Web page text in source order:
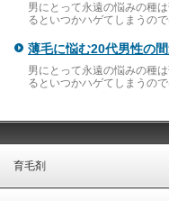
男にとって永遠の悩みの種
るといつかハゲてしまうの
薄毛に悩む20代男性の
男にとって永遠の悩みの種
るといつかハゲてしまうの
育毛剤